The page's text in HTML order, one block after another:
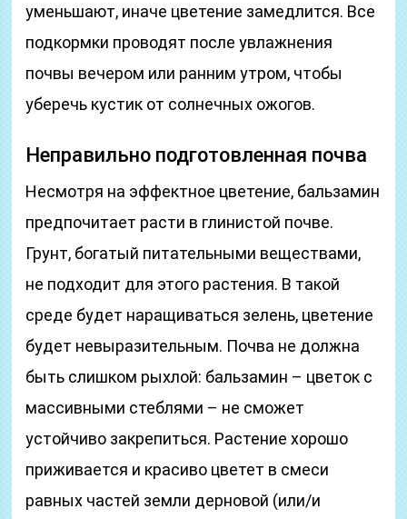
уменьшают, иначе цветение замедлится. Все
подкормки проводят после увлажнения
почвы вечером или ранним утром, чтобы
уберечь кустик от солнечных ожогов.
Неправильно подготовленная почва
Несмотря на эффектное цветение, бальзамин
предпочитает расти в глинистой почве.
Грунт, богатый питательными веществами,
не подходит для этого растения. В такой
среде будет наращиваться зелень, цветение
будет невыразительным. Почва не должна
быть слишком рыхлой: бальзамин – цветок с
массивными стеблями – не сможет
устойчиво закрепиться. Растение хорошо
приживается и красиво цветет в смеси
равных частей земли дерновой (или/и